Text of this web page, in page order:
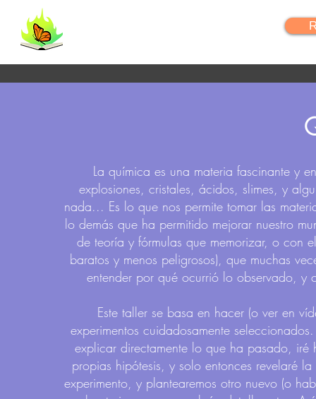
La química es una materia fascinante y
explosiones, cristales, ácidos, slimes, y
nada... Es lo que nos permite tomar las
lo demás que ha permitido mejorar nuestro
de teoría y fórmulas que memorizar, o con
baratos y menos peligrosos), que muchas
entender por qué ocurrió lo observado, y
Este taller se basa en hacer (o ver en
experimentos cuidadosamente
explicar directamente lo que ha pasado, iré
propias hipótesis, y solo entonces revelaré
experimento, y plantearemos otro nuevo (o